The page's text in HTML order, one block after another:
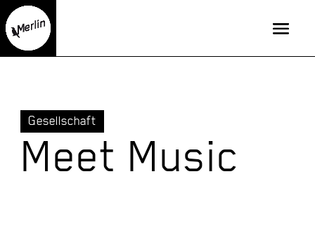
Gesellschaft
Meet Music